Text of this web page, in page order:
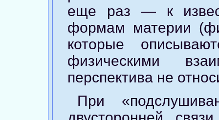
еще раз — к
формам материи
которые
физическими
перспектива не
При